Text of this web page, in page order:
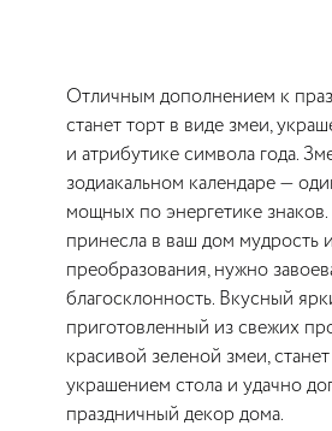
Отличным дополнением к
станет торт в виде змеи,
и атрибутике символа года.
зодиакальном календаре —
мощных по энергетике
принесла в ваш дом мудрость
преобразования, нужно
благосклонность. Вкусный
приготовленный из свежих
красивой зеленой змеи,
украшением стола и удачно
праздничный декор дома.